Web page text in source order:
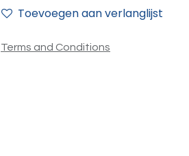
Toevoegen aan verlanglijst
Terms and Conditions